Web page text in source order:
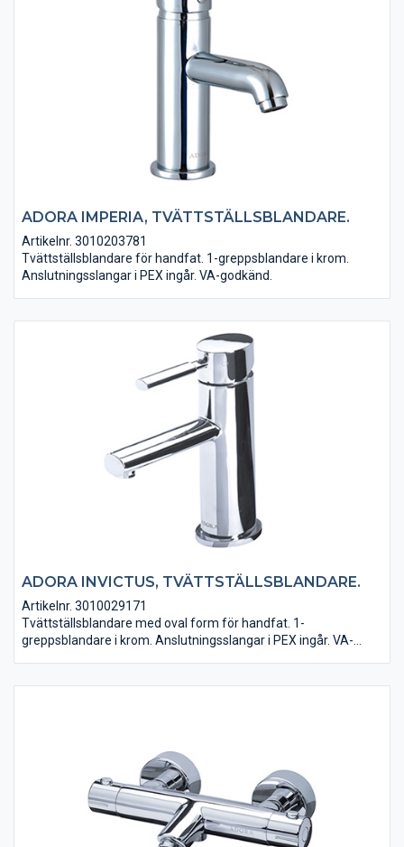
ADORA IMPERIA, TVÄTTSTÄLLSBLANDARE.
Artikelnr. 3010203781
Tvättställsblandare för handfat. 1-greppsblandare i krom.
Anslutningsslangar i PEX ingår. VA-godkänd.
ADORA INVICTUS, TVÄTTSTÄLLSBLANDARE.
Artikelnr. 3010029171
Tvättställsblandare med oval form för handfat. 1-
greppsblandare i krom. Anslutningsslangar i PEX ingår. VA-